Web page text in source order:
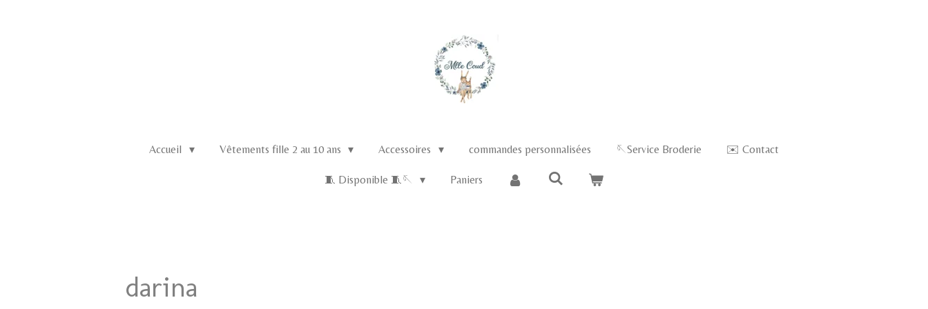
Accueil Vêtements fille 2 au 10 ans Accessoires commandes personnalisées 🪡Service Broderie ✉️ Contact
🧵 Disponible 🧵🪡 Paniers
darina